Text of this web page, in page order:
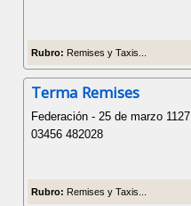
Rubro: Remises y Taxis...
Terma Remises
Federación - 25 de marzo 1127
03456 482028
Rubro: Remises y Taxis...